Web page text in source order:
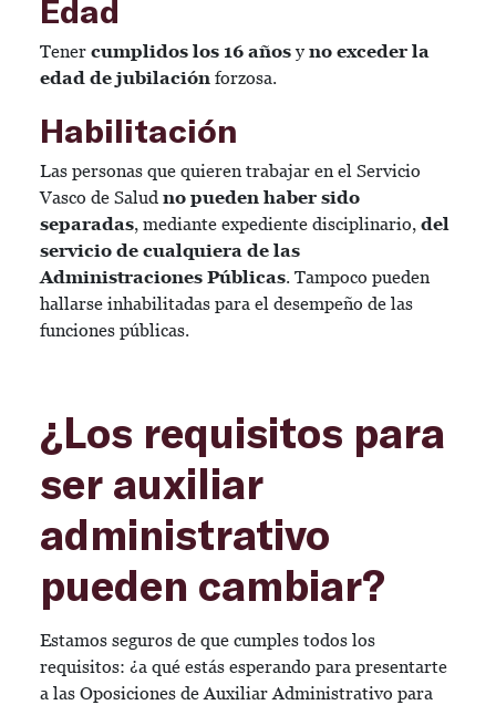
Edad
Tener cumplidos los 16 añosy no exceder la
edad de jubilación forzosa.
Habilitación
Las personas que quieren trabajar en el Servicio
Vasco de Salud no pueden haber sido
separadas, mediante expediente disciplinario, del
servicio de cualquiera de las
Administraciones Públicas. Tampoco pueden
hallarse inhabilitadas para el desempeño de las
funciones públicas.
¿Los requisitos para
ser auxiliar
administrativo
pueden cambiar?
Estamos seguros de que cumples todos los
requisitos: ¿a qué estás esperando para presentarte
a las Oposiciones de Auxiliar Administrativo para